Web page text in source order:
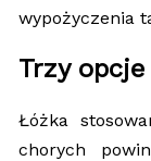
wypożyczenia
Trzy
Łóżka
chorych